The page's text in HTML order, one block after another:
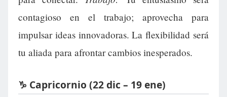
contagioso en el trabajo; aprovecha para
impulsar ideas innovadoras. La flexibilidad será
tu aliada para afrontar cambios inesperados.
♑ Capricornio (22 dic – 19 ene)